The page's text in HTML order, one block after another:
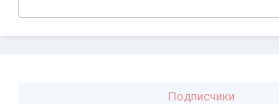
Подписчики